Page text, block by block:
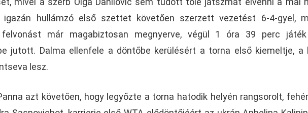
igazán hullámzó első szettet követően szerzett vezetést 6-4-gyel,
felvonást már magabiztosan megnyerve, végül 1 óra 39 perc
jutott. Dalma ellenfele a döntőbe kerülésért a torna első kiemeltje, a
lesz.
azt követően, hogy legyőzte a torna hatodik helyén rangsorolt,